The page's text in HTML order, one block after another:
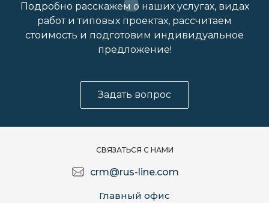
Подробно расскажем о наших услугах, видах
работ и типовых проектах, рассчитаем
стоимость и подготовим индивидуальное
предложение!
Задать вопрос
СВЯЗАТЬСЯ С НАМИ
crm@rus-line.com
Главный офис